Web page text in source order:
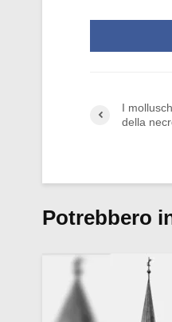
I
della
Potrebbero